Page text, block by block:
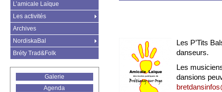
Les P’Tits
danseurs.
Les
dansions
L’amicale Laïque
Les activités
Archives
NordiskaBal
Bréty Trad&Folk
Galerie
Agenda